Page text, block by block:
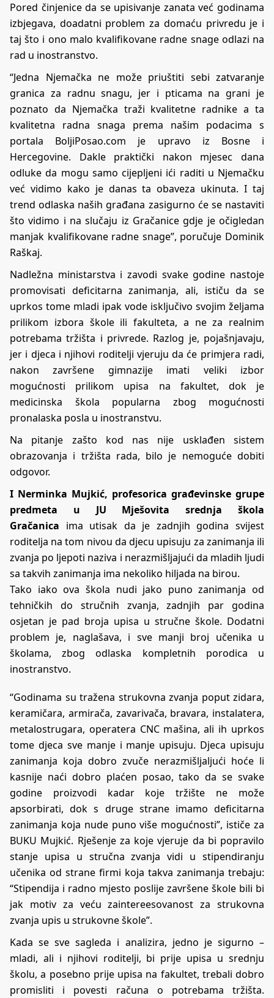
Pored činjenice da se upisivanje zanata već godinama
izbjegava, doadatni problem za domaću privredu je i
taj što i ono malo kvalifikovane radne snage odlazi na
rad u inostranstvo.
“Jedna Njemačka ne može priuštiti sebi zatvaranje
granica za radnu snagu, jer i pticama na grani je
poznato da Njemačka traži kvalitetne radnike a ta
kvalitetna radna snaga prema našim podacima s
portala BoljiPosao.com je upravo iz Bosne i
Hercegovine. Dakle praktički nakon mjesec dana
odluke da mogu samo cijepljeni ići raditi u Njemačku
već vidimo kako je danas ta obaveza ukinuta. I taj
trend odlaska naših građana zasigurno će se nastaviti
što vidimo i na slučaju iz Gračanice gdje je očigledan
manjak kvalifikovane radne snage”, poručuje Dominik
Raškaj.
Nadležna ministarstva i zavodi svake godine nastoje
promovisati deficitarna zanimanja, ali, ističu da se
uprkos tome mladi ipak vode isključivo svojim željama
prilikom izbora škole ili fakulteta, a ne za realnim
potrebama tržišta i privrede. Razlog je, pojašnjavaju,
jer i djeca i njihovi roditelji vjeruju da će primjera radi,
nakon završene gimnazije imati veliki izbor
mogućnosti prilikom upisa na fakultet, dok je
medicinska škola popularna zbog mogućnosti
pronalaska posla u inostranstvu.
Na pitanje zašto kod nas nije usklađen sistem
obrazovanja i tržišta rada, bilo je nemoguće dobiti
odgovor.
I Nerminka Mujkić, profesorica građevinske grupe
predmeta u JU Mješovita srednja škola
Gračanica ima utisak da je zadnjih godina svijest
roditelja na tom nivou da djecu upisuju za zanimanja ili
zvanja po ljepoti naziva i nerazmišljajući da mladih ljudi
sa takvih zanimanja ima nekoliko hiljada na birou.
Tako iako ova škola nudi jako puno zanimanja od
tehničkih do stručnih zvanja, zadnjih par godina
osjetan je pad broja upisa u stručne škole. Dodatni
problem je, naglašava, i sve manji broj učenika u
školama, zbog odlaska kompletnih porodica u
inostranstvo.
“Godinama su tražena strukovna zvanja poput zidara,
keramičara, armirača, zavarivača, bravara, instalatera,
metalostrugara, operatera CNC mašina, ali ih uprkos
tome djeca sve manje i manje upisuju. Djeca upisuju
zanimanja koja dobro zvuče nerazmišljaljući hoće li
kasnije naći dobro plaćen posao, tako da se svake
godine proizvodi kadar koje tržište ne može
apsorbirati, dok s druge strane imamo deficitarna
zanimanja koja nude puno više mogućnosti”, ističe za
BUKU Mujkić. Rješenje za koje vjeruje da bi popravilo
stanje upisa u stručna zvanja vidi u stipendiranju
učenika od strane firmi koja takva zanimanja trebaju:
“Stipendija i radno mjesto poslije završene škole bili bi
jak motiv za veću zaintereesovanost za strukovna
zvanja upis u strukovne škole”.
Kada se sve sagleda i analizira, jedno je sigurno –
mladi, ali i njihovi roditelji, bi prije upisa u srednju
školu, a posebno prije upisa na fakultet, trebali dobro
promisliti i povesti računa o potrebama tržišta.